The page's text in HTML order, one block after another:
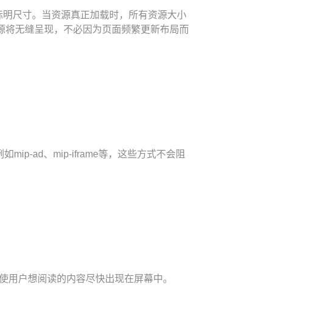
尺寸。当资源真正加载时，所有资源大小
无缝呈现，不必因为页面频繁更新布局而
mip-ad、mip-iframe等，这些方式不会阻
用户想阅读的内容尽快出现在屏幕中。